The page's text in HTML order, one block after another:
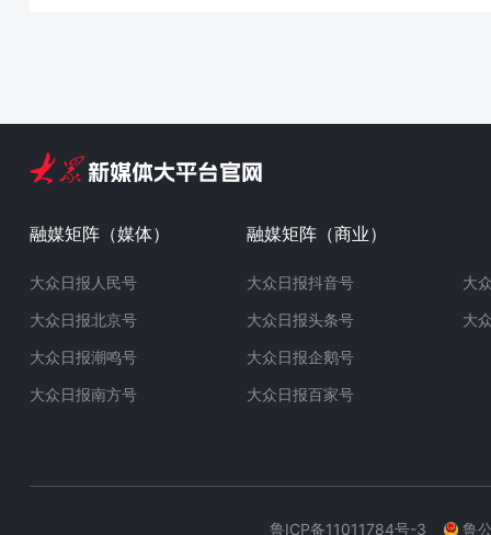
融媒矩阵（媒体）
大众日报人民号
大众日报北京号
大众日报潮鸣号
大众日报南方号
融媒矩阵（商业）
大众日报抖音号
大众日报头条号
大众日报企鹅号
大众日报百家号
大
大
鲁ICP备11011784号-3 鲁